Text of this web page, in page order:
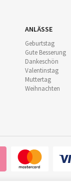
ANLÄSSE
Geburtstag
Gute Besserung
Dankeschön
Valentinstag
Muttertag
Weihnachten